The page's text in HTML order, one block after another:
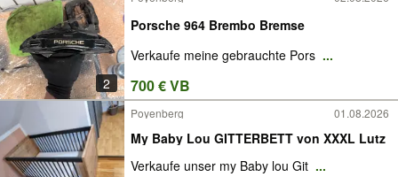
2
Porsche 964 Brembo Bremse
Verkaufe meine gebrauchte Pors ...
700 € VB
Poyenberg 01.08.2026
My Baby Lou GITTERBETT von XXXL Lutz
Verkaufe unser my Baby lou Git ...